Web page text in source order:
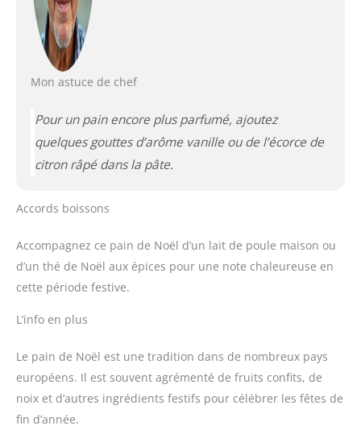
Mon astuce de chef
Pour un pain encore plus parfumé, ajoutez
quelques gouttes d’arôme vanille ou de l’écorce de
citron râpé dans la pâte.
Accords boissons
Accompagnez ce pain de Noël d’un lait de poule maison ou
d’un thé de Noël aux épices pour une note chaleureuse en
cette période festive.
L’info en plus
Le pain de Noël est une tradition dans de nombreux pays
européens. Il est souvent agrémenté de fruits confits, de
noix et d’autres ingrédients festifs pour célébrer les fêtes de
fin d’année.